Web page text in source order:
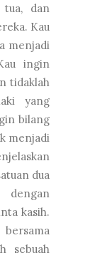
tua, dan
Kau
menjadi
ingin
tidaklah
yang
bilang
menjadi
dua
dengan
kasih.
sebuah